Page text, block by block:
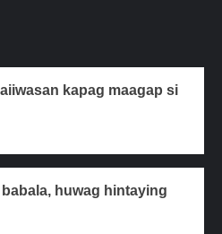
kapag maagap si
huwag hintaying